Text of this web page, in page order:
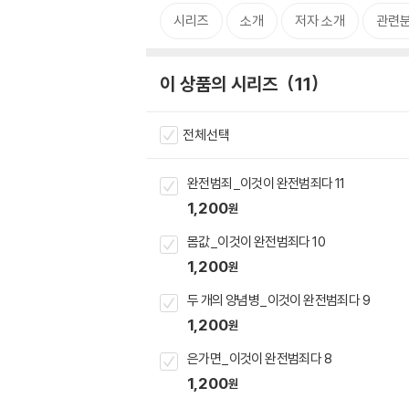
시리즈 소개 저자 소개 관련
이 상품의 시리즈 11
전체선택
완전범죄_이것이 완전범죄다 11
1,200원
몸값_이것이 완전범죄다 10
1,200원
두 개의 양념병_이것이 완전범죄다 9
1,200원
은가면_이것이 완전범죄다 8
1,200원